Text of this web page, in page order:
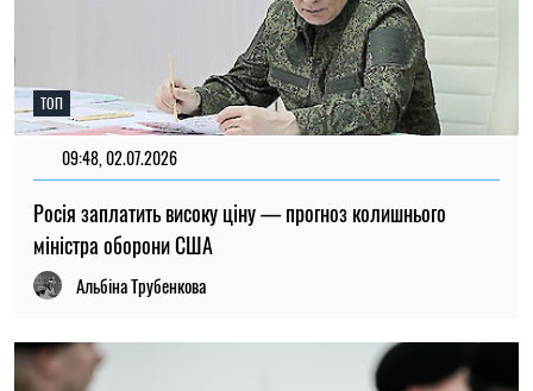
ТОП
09:48, 02.07.2026
Росія заплатить високу ціну — прогноз колишнього
міністра оборони США
Альбіна Трубенкова